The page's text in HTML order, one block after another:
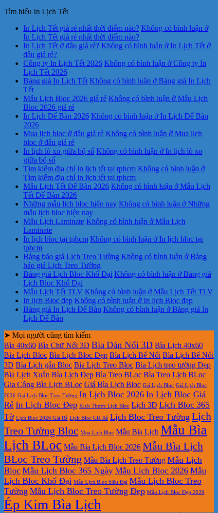
Tìm hiểu In Lịch Tết
In Lịch Tết giá rẻ nhất thời điểm nào? Không có bình luận ở
In Lịch Tết giá rẻ nhất thời điểm nào?
In Lịch Tết ở đâu giá rẻ? Không có bình luận ở In Lịch Tết ở
đâu giá rẻ?
Công ty In Lịch Tết 2026 Không có bình luận ở Công ty In
Lịch Tết 2026
Bảng giá In Lịch Tết Không có bình luận ở Bảng giá In Lịch
Tết
Mẫu Lịch Bloc 2026 giá rẻ Không có bình luận ở Mẫu Lịch
Bloc 2026 giá rẻ
In Lịch Để Bàn 2026 Không có bình luận ở In Lịch Để Bàn
2026
Mua lịch bloc ở đâu giá rẻ Không có bình luận ở Mua lịch
bloc ở đâu giá rẻ
In lịch lò xo giữa bộ số Không có bình luận ở In lịch lò xo
giữa bộ số
Tìm kiếm địa chỉ in lịch tết tại tphcm Không có bình luận ở
Tìm kiếm địa chỉ in lịch tết tại tphcm
Mẫu Lịch Tết Để Bàn 2026 Không có bình luận ở Mẫu Lịch
Tết Để Bàn 2026
Những mẫu lịch bloc hiện nay Không có bình luận ở Những
mẫu lịch bloc hiện nay
Mẫu Lịch Laminate Không có bình luận ở Mẫu Lịch
Laminate
In lịch bloc tại tphcm Không có bình luận ở In lịch bloc tại
tphcm
Bảng báo giá Lịch Treo Tường Không có bình luận ở Bảng
báo giá Lịch Treo Tường
Bảng giá Lịch Bloc Khổ Đại Không có bình luận ở Bảng giá
Lịch Bloc Khổ Đại
Mẫu Lịch Tết TLV Không có bình luận ở Mẫu Lịch Tết TLV
In lịch Bloc đẹp Không có bình luận ở In lịch Bloc đẹp
Bảng giá In Lịch Để Bàn Không có bình luận ở Bảng giá In
Lịch Để Bàn
➤ Mọi người cũng tìm kiếm
Bìa 40x60 Bìa Chữ Nổi 3D Bìa Dán Nổi 3D Bìa Lịch 40x60
Bìa Lịch Bloc Bìa Lịch Bloc Đẹp Bìa Lịch Bế Nổi Bìa Lịch Bế Nổi
3D Bìa Lịch gắn Bloc Bìa Lịch Treo Bloc Bìa Lịch treo tường Đẹp
Bìa Lịch Xuân Bìa Lịch Đẹp Bìa Treo BLoc Bìa Treo Lịch BLoc
Gia Công Bìa Lịch BLoc Giá Bìa Lịch Bloc Giá Lịch Bloc Giá Lịch Bloc
2026 Giá Lịch Bloc Treo Tường In Lịch Bloc 2026 In Lịch Bloc Giá
Rẻ In Lịch Bloc Đẹp Kích Thước Lịch Bloc Lịch 3D Lịch Bloc 365
Tờ Lịch Bloc 2026 Giá Rẻ Lịch Bloc Giá Rẻ Lịch Bloc Treo Tường Lịch
Treo Tường Bloc Mua Lich Bloc Mẫu Bìa Lịch Mẫu Bìa
Lịch BLoc Mẫu Bìa Lịch Bloc 2026 Mẫu Bìa Lịch
BLoc Treo Tường Mẫu Bìa Lịch Treo Tường Mẫu Lịch
Bloc Mẫu Lịch Bloc 365 Ngày Mẫu Lịch Bloc 2026 Mẫu
Lịch Bloc Khổ Đại Mẫu Lịch Bloc Siêu Đại Mẫu Lịch Bloc Treo
Tường Mẫu Lịch Bloc Treo Tường Đẹp Mẫu Lịch Bloc Đẹp 2026
Ép Kim Bìa Lịch